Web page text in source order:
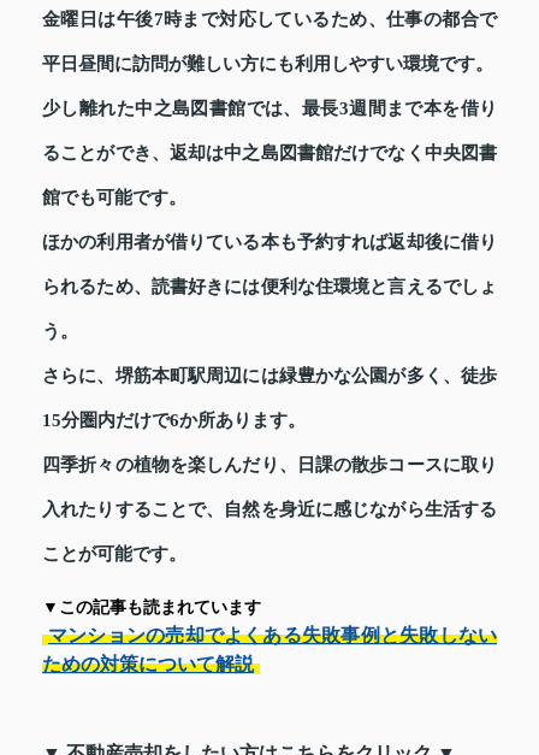
金曜日は午後7時まで対応しているため、仕事の都合で
平日昼間に訪問が難しい方にも利用しやすい環境です。
少し離れた中之島図書館では、最長3週間まで本を借り
ることができ、返却は中之島図書館だけでなく中央図書
館でも可能です。
ほかの利用者が借りている本も予約すれば返却後に借り
られるため、読書好きには便利な住環境と言えるでしょ
う。
さらに、堺筋本町駅周辺には緑豊かな公園が多く、徒歩
15分圏内だけで6か所あります。
四季折々の植物を楽しんだり、日課の散歩コースに取り
入れたりすることで、自然を身近に感じながら生活する
ことが可能です。
▼この記事も読まれています
マンションの売却でよくある失敗事例と失敗しない
ための対策について解説